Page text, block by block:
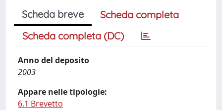
Scheda breve
Scheda completa
Scheda completa (DC)
Anno del deposito
2003
Appare nelle tipologie:
6.1 Brevetto